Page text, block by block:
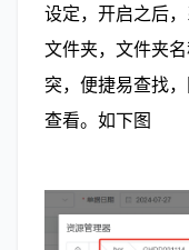
设定，开启之后
文件夹，文件夹
突，便捷易查找
查看。如下图